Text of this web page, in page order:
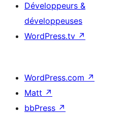
Développeurs &
développeuses
WordPress.tv ↗
WordPress.com ↗
Matt ↗
bbPress ↗